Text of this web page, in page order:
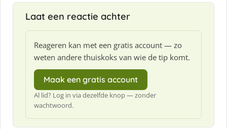
Laat een reactie achter
Reageren kan met een gratis account — zo
weten andere thuiskoks van wie de tip komt.
Maak een gratis account
Al lid? Log in via dezelfde knop — zonder
wachtwoord.